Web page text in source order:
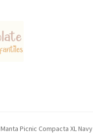
Manta Picnic Compacta XL Navy